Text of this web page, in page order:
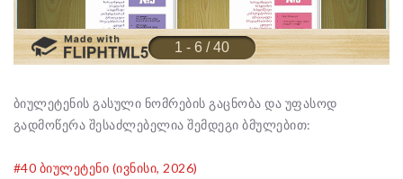
ბიულეტენის გასული ნომრების გაცნობა და უფასოდ
გადმოწერა შესაძლებელია შემდეგი ბმულებით:
#40 ბიულეტენი (ივნისი, 2026)